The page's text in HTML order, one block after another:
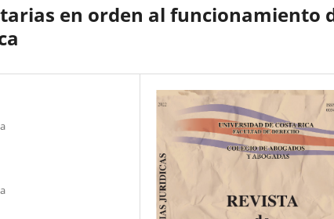
en orden al funcionamiento